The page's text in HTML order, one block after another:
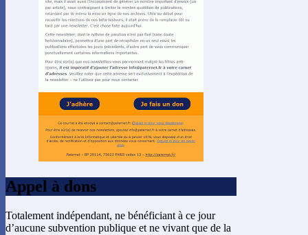
Appel à dons
Totalement indépendant, ne bénéficiant à ce jour
d’aucune subvention publique et ne vivant que de la